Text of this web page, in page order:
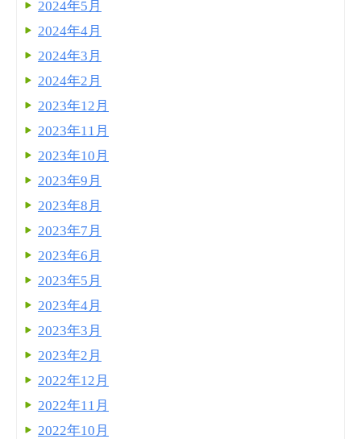
2024年5月
2024年4月
2024年3月
2024年2月
2023年12月
2023年11月
2023年10月
2023年9月
2023年8月
2023年7月
2023年6月
2023年5月
2023年4月
2023年3月
2023年2月
2022年12月
2022年11月
2022年10月